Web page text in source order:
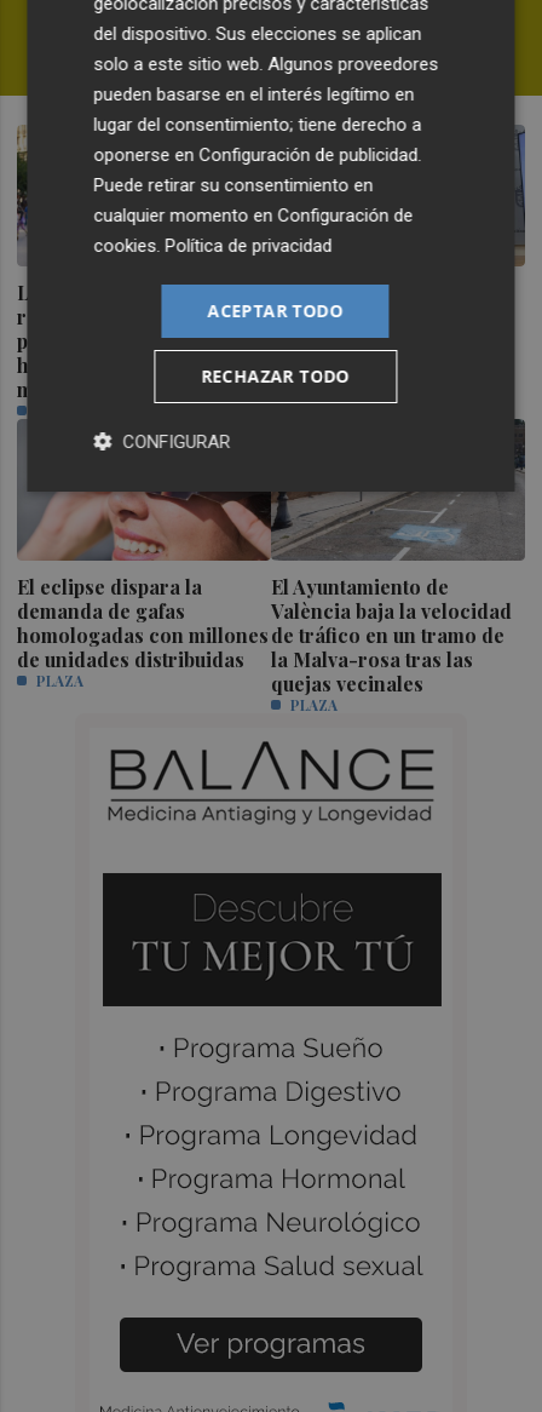
dudas en la WNBA
FERNANDO MIÑANA
La Comunitat Valenciana
recibe el 18,2 % de
población extranjera que
ha llegado en últimos 12
meses
Ceuta señala que al
Gobierno le "consta" el
llamamiento por redes a
una nueva entrada masiva
el 15 de agosto
El eclipse dispara la
demanda de gafas
homologadas con millones
de unidades distribuidas
PLAZA
El Ayuntamiento de
València baja la velocidad
de tráfico en un tramo de
la Malva-rosa tras las
quejas vecinales
PLAZA
del dispositivo. Sus elecciones se aplican
solo a este sitio web. Algunos proveedores
pueden basarse en el interés legítimo en
lugar del consentimiento; tiene derecho a
oponerse enConfiguración de publicidad.
Puede retirar su consentimiento en
cualquier momento enConfiguración de
cookies.Política de privacidad
ACEPTAR TODO
RECHAZAR TODO
CONFIGURAR